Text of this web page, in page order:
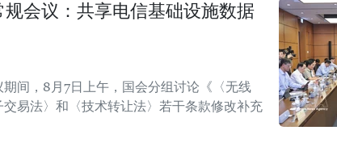
会议：共享电信基础设施数据
间，8月7日上午，国会分组讨论《〈无线
易法〉和〈技术转让法〉若干条款修改补充